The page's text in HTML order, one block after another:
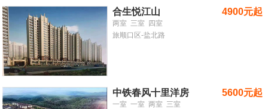
合生悦江山 4900元起
两室 三室
四室
旅顺口区-盐北路
中铁春风十里洋房 5600元起
一室一室两室 三室